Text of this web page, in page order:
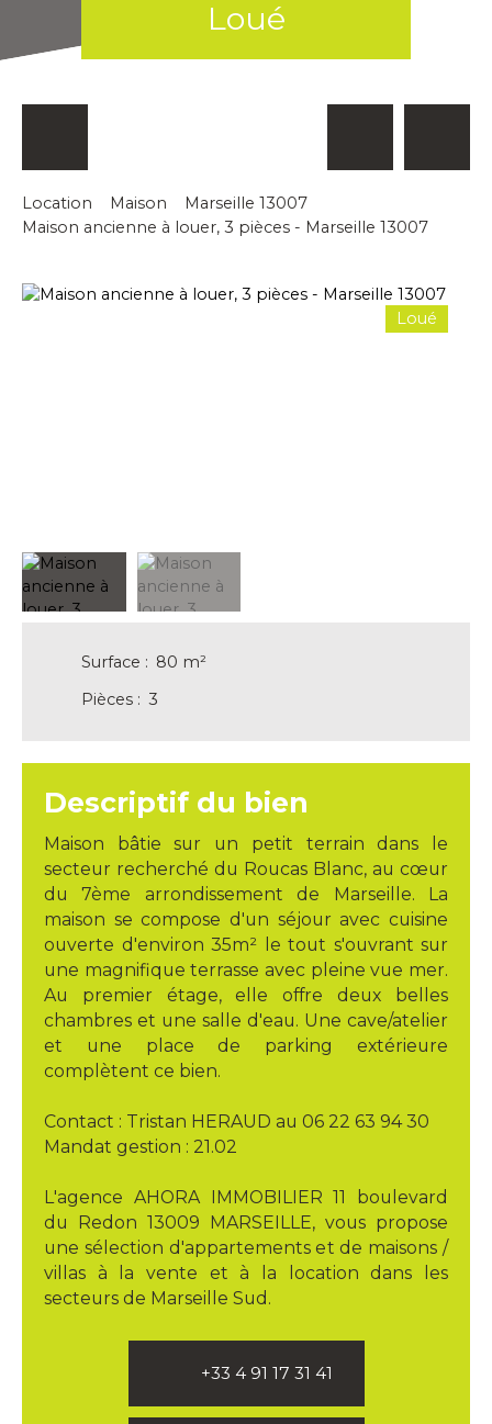
Loué
Location Maison
Marseille 13007
Maison ancienne à louer, 3 pièces - Marseille 13007
Loué
Surface : 80 m²
Pièces : 3
Descriptif du bien
Maison bâtie sur un petit terrain dans le
secteur recherché du Roucas Blanc, au cœur
du 7ème arrondissement de Marseille. La
maison se compose d'un séjour avec cuisine
ouverte d'environ 35m² le tout s'ouvrant sur
une magnifique terrasse avec pleine vue mer.
Au premier étage, elle offre deux belles
chambres et une salle d'eau. Une cave/atelier
et une place de parking extérieure
complètent ce bien.
Contact : Tristan HERAUD au 06 22 63 94 30
Mandat gestion : 21.02
L'agence AHORA IMMOBILIER 11 boulevard
du Redon 13009 MARSEILLE, vous propose
une sélection d'appartements et de maisons /
villas à la vente et à la location dans les
secteurs de Marseille Sud.
+33 4 91 17 31 41